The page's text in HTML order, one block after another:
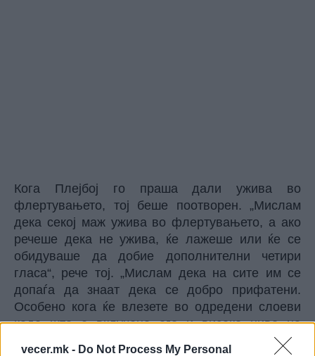
vecer.mk - Do Not Process My Personal
Кога Плејбој го праша дали ужива во
флертувањето, тој беше поотворен. „Мислам
дека секој маж ужива во флертувањето, а ако
речеше дека не ужива, ќе лажеше или ќе се
обидуваше да добие дополнителни четири
гласа“, рече тој. „Мислам дека на сите им се
допаѓа да знаат дека се добро прифатени.
Особено кога ќе влезете во одредени слоеви
каде што е вклучено его и високо ниво на
успех, тоа е важно. Луѓето навистина ја сакаат